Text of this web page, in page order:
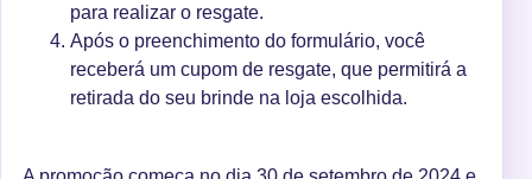
para realizar o resgate.
Após o preenchimento do formulário, você
receberá um cupom de resgate, que permitirá a
retirada do seu brinde na loja escolhida.